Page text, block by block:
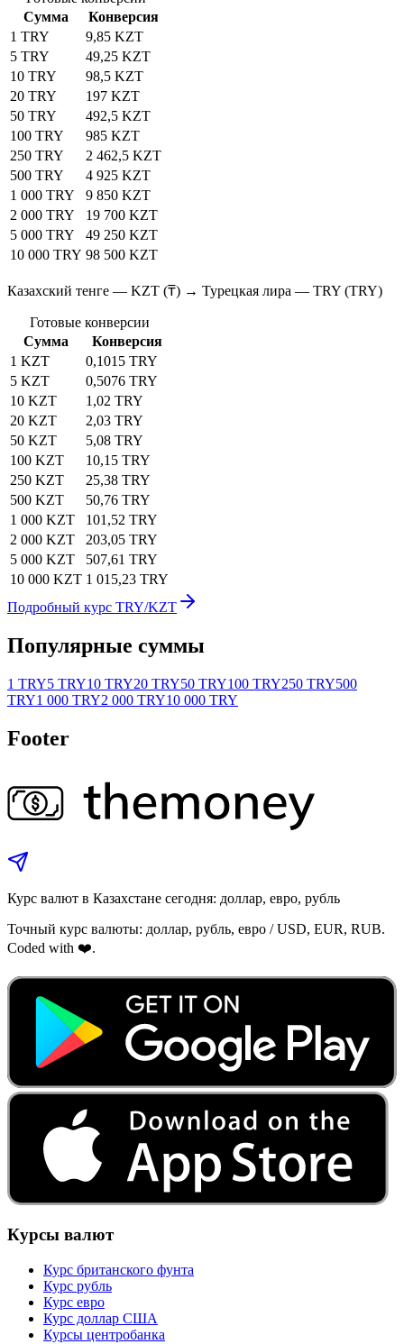
Сумма
Конверсия
1 TRY
9,85 KZT
5 TRY
49,25 KZT
10 TRY
98,5 KZT
20 TRY
197 KZT
50 TRY
492,5 KZT
100 TRY
985 KZT
250 TRY
2 462,5 KZT
500 TRY
4 925 KZT
1 000 TRY
9 850 KZT
2 000 TRY
19 700 KZT
5 000 TRY
49 250 KZT
10 000 TRY 98 500 KZT
Казахский тенге — KZT (₸) → Турецкая лира — TRY (TRY)
Готовые конверсии
Сумма
Конверсия
1 KZT
0,1015 TRY
5 KZT
0,5076 TRY
10 KZT
1,02 TRY
20 KZT
2,03 TRY
50 KZT
5,08 TRY
100 KZT
10,15 TRY
250 KZT
25,38 TRY
500 KZT
50,76 TRY
1 000 KZT
101,52 TRY
2 000 KZT
203,05 TRY
5 000 KZT
507,61 TRY
10 000 KZT 1 015,23 TRY
Подробный курс TRY/KZT
Популярные суммы
1 TRY5 TRY10 TRY20 TRY50 TRY100 TRY250 TRY500
TRY1 000 TRY2 000 TRY10 000 TRY
Footer
Курс валют в Казахстане сегодня: доллар, евро, рубль
Точный курс валюты: доллар, рубль, евро / USD, EUR, RUB.
Coded with ❤️.
Курсы валют
Курс британского фунта
Курс рубль
Курс евро
Курс доллар США
Курсы центробанка